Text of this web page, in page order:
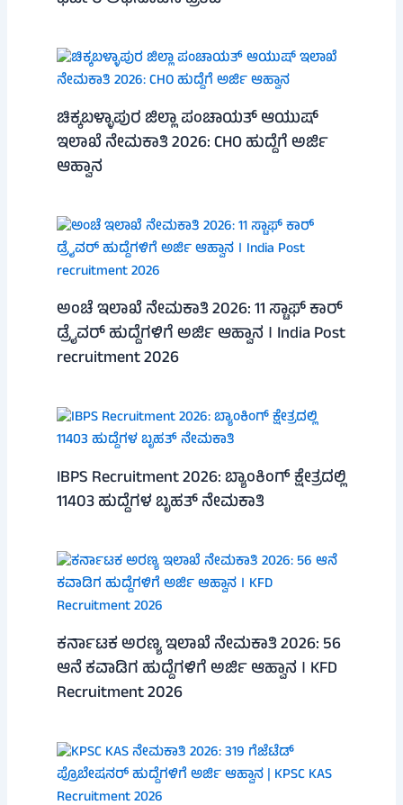
ಚಿಕ್ಕಬಳ್ಳಾಪುರ ಜಿಲ್ಲಾ ಪಂಚಾಯತ್ ಆಯುಷ್
ಇಲಾಖೆ ನೇಮಕಾತಿ 2026: CHO ಹುದ್ದೆಗೆ ಅರ್ಜಿ
ಆಹ್ವಾನ
ಅಂಚೆ ಇಲಾಖೆ ನೇಮಕಾತಿ 2026: 11 ಸ್ಟಾಫ್ ಕಾರ್
ಡ್ರೈವರ್ ಹುದ್ದೆಗಳಿಗೆ ಅರ್ಜಿ ಆಹ್ವಾನ । India Post
recruitment 2026
IBPS Recruitment 2026: ಬ್ಯಾಂಕಿಂಗ್ ಕ್ಷೇತ್ರದಲ್ಲಿ
11403 ಹುದ್ದೆಗಳ ಬೃಹತ್ ನೇಮಕಾತಿ
ಕರ್ನಾಟಕ ಅರಣ್ಯ ಇಲಾಖೆ ನೇಮಕಾತಿ 2026: 56
ಆನೆ ಕವಾಡಿಗ ಹುದ್ದೆಗಳಿಗೆ ಅರ್ಜಿ ಆಹ್ವಾನ । KFD
Recruitment 2026